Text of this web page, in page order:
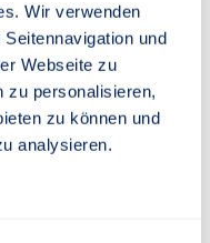
Wir verwenden
und
Webseite zu
zu personalisieren,
zu können und
analysieren.
im Markt
– trotz deutlich
WEITERLESEN